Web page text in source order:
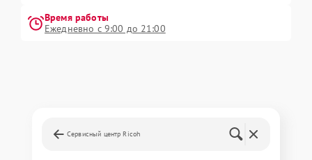
Время работы
Ежедневно с 9:00 до 21:00
Сервисный центр Ricoh